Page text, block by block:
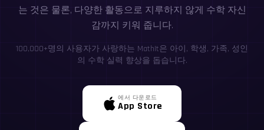
는 것은 물론, 다양한 활동으로 지루하지 않게 수학 자신
감까지 키워 줍니다.
100,000+명의 사용자가 사랑하는 MathIt은 아이, 학생, 가족, 성인
의 수학 실력 향상을 돕습니다.
에서 다운로드
App Store